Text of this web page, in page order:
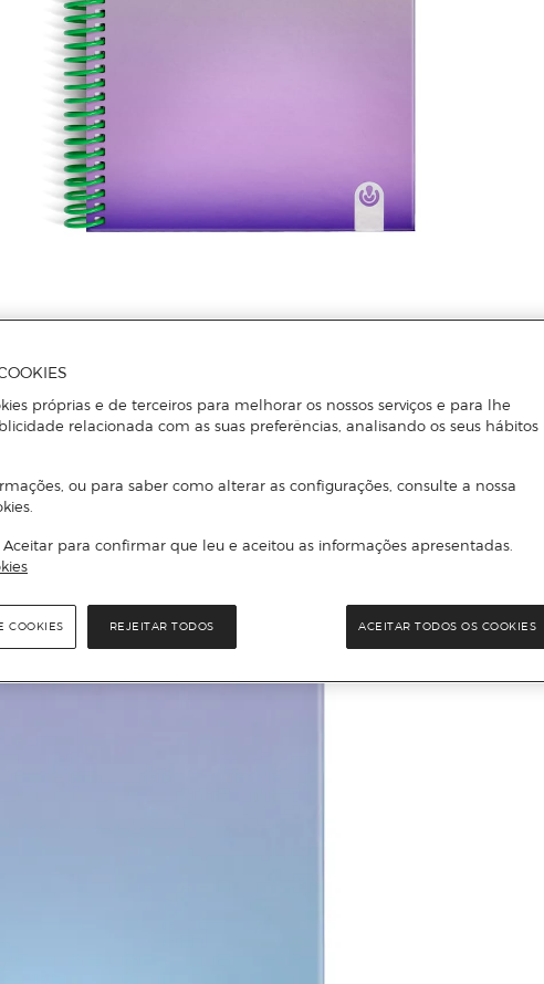
próprias e de terceiros para melhorar os nossos serviços e para lhe
relacionada com as suas preferências, analisando os seus hábitos
ou para saber como alterar as configurações, consulte a nossa
para confirmar que leu e aceitou as informações apresentadas.
REJEITAR TODOS ACEITAR TODOS OS COOKIES
COOKIES